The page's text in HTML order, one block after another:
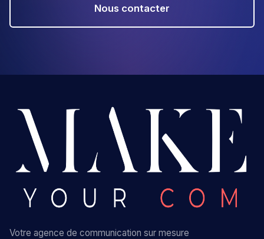
Nous contacter
Votre agence de communication sur mesure